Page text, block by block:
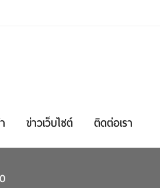
ข่าวเว็บไซต์ ติดต่อเรา